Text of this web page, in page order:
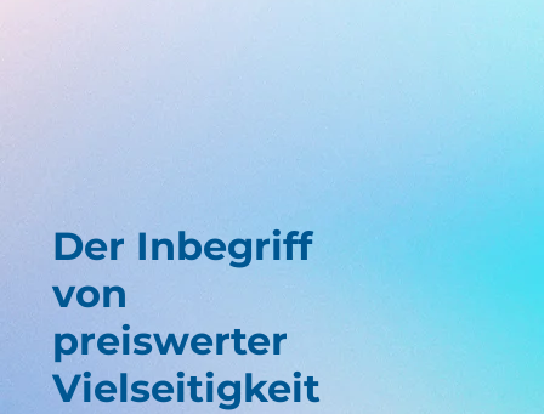
Der Inbegriff
von
preiswerter
Vielseitigkeit